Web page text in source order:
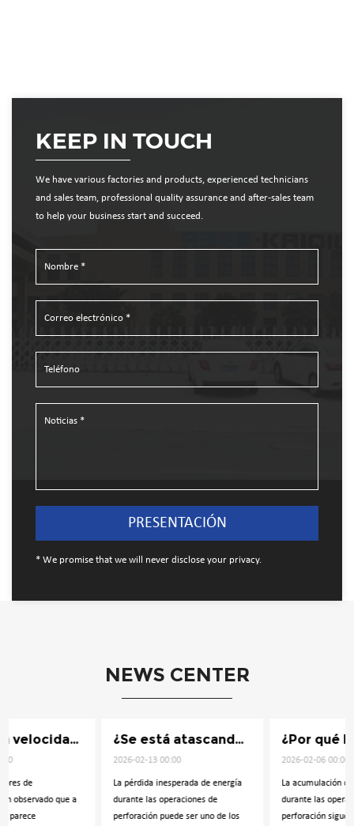
KEEP IN TOUCH
We have various factories and products, experienced technicians
and sales team, professional quality assurance and after-sales team
to help your business start and succeed.
* We promise that we will never disclose your privacy.
NEWS CENTER
¿Se está atascando su herramienta de perforación de pozos de agua?
La pérdida inesperada de energía
durante las operaciones de
perforación puede ser uno de los
¿Por qué los sedimentos no se eliminan con su broca DTH?
La acumulación de sedimentos
durante las operaciones de
perforación sigue siendo una